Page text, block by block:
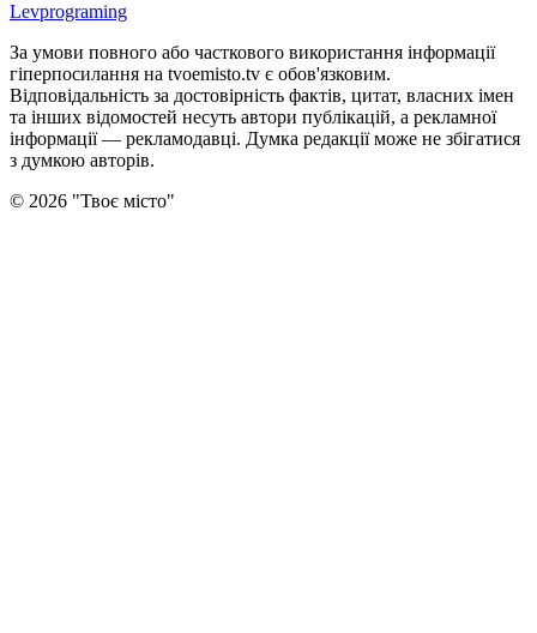
Levprograming
За умови повного або часткового використання iнформацiї
гіперпосилання на tvoemisto.tv є обов'язковим.
Відповідальність за достовірність фактів, цитат, власних імен
та інших відомостей несуть автори публікацій, а рекламної
інформації — рекламодавці. Думка редакцiї може не збiгатися
з думкою авторiв.
© 2026 "Твоє місто"